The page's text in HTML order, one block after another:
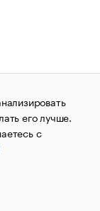
прав
Сообщения
в сфере
ИА
Отдельные
его лучше.
с